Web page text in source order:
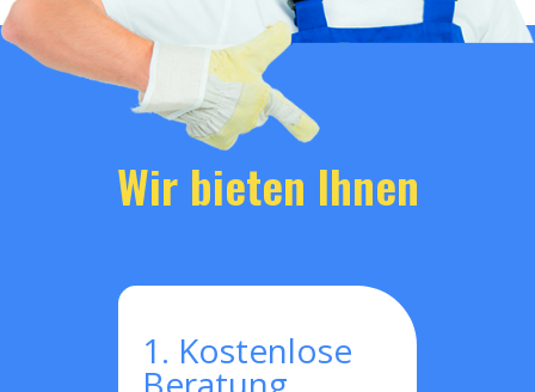
Wir bieten Ihnen
1. Kostenlose